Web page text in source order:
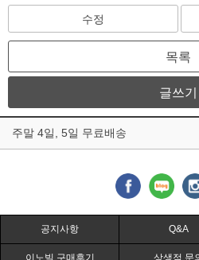
수정
목록
글쓰기
주말 4일, 5일 무료배송
공지사항 Q&A
이노빌 구매후기 상생점 문